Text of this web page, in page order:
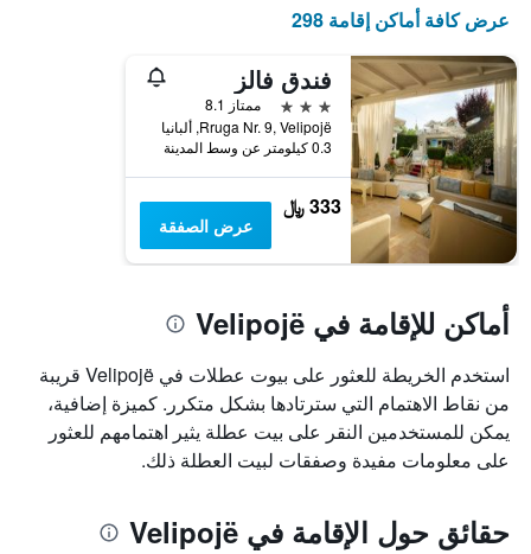
الذي
أيام
الأسبوع.
يتضمن
المخطط
التالي
1
محور
Y
سعر
غرفة
عرض كافة أماكن إقامة 298
فندق فالز
3 نجوم
ممتاز 8.1
Rruga Nr. 9, Velipojë, ألبانيا
0.3 كيلومتر عن وسط المدينة
333 ﷼
عرض الصفقة
أماكن للإقامة في Velipojë
استخدم الخريطة للعثور على بيوت عطلات في Velipojë قريبة
من نقاط الاهتمام التي سترتادها بشكل متكرر. كميزة إضافية،
يمكن للمستخدمين النقر على بيت عطلة يثير اهتمامهم للعثور
على معلومات مفيدة وصفقات لبيت العطلة ذلك.
حقائق حول الإقامة في Velipojë